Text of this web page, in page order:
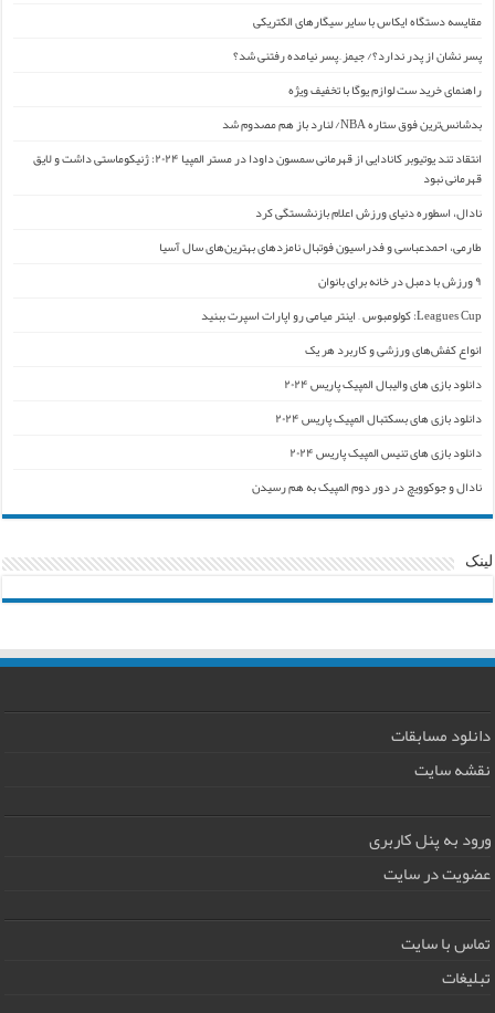
مقایسه دستگاه ایکاس با سایر سیگارهای الکتریکی
پسر نشان از پدر ندارد؟/ جیمز ِ پسر نیامده رفتنی شد؟
راهنمای خرید ست لوازم یوگا با تخفیف ویژه
بدشانس‌ترین فوق ستاره NBA/ لنارد باز هم مصدوم شد
انتقاد تند یوتیوبر کانادایی از قهرمانی سمسون داودا در مستر المپیا ۲۰۲۴: ژنیکوماستی داشت و لایق
قهرمانی نبود
نادال، اسطوره دنیای ورزش اعلام بازنشستگی کرد
طارمی، احمدعباسی و فدراسیون فوتبال نامزدهای بهترین‌های سال آسیا
۹ ورزش با دمبل در خانه برای بانوان
Leagues Cup: کولومبوس – اینتر میامی رو اپارات اسپرت ببنید
انواع کفش‌های ورزشی و کاربرد هر یک
دانلود بازی های والیبال المپیک پاریس ۲۰۲۴
دانلود بازی های بسکتبال المپیک پاریس ۲۰۲۴
دانلود بازی های تنیس المپیک پاریس ۲۰۲۴
نادال و جوکوویچ در دور دوم المپیک به هم رسیدن
لینک
دانلود مسابقات
نقشه سایت
ورود به پنل کاربری
عضویت در سایت
تماس با سایت
تبلیغات